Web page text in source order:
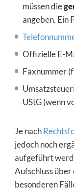
müssen die
angeben. Ein
Offizielle E-
Faxnummer
UStG (wenn
Je nach
jedoch noch
aufgeführt
Aufschluss
besonderen